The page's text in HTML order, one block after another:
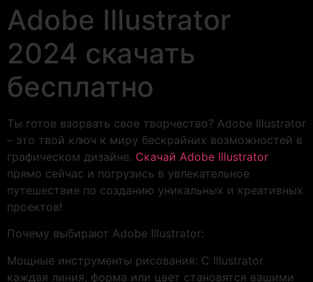
Adobe Illustrator
2024 скачать
бесплатно
Ты готов взорвать свое творчество? Adobe Illustrator
– это твой ключ к миру бескрайних возможностей в
графическом дизайне. Скачай Adobe Illustrator
прямо сейчас и погрузись в увлекательное
путешествие по созданию уникальных и креативных
проектов!
Почему выбирают Adobe Illustrator:
Мощные инструменты рисования: С Illustrator
каждая линия, форма или цвет становятся вашими